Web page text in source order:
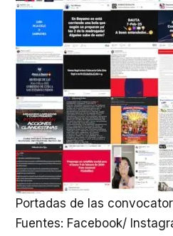
Portadas de las
Fuentes: Facebook/